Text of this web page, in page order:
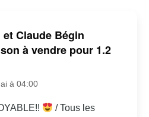
Claude Bégin
à vendre pour 1.2
à 04:00
/ Tous les